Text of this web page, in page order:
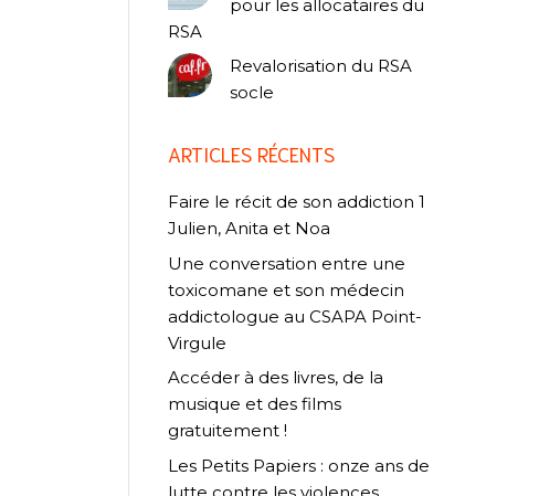
pour les allocataires du
RSA
Revalorisation du RSA
socle
ARTICLES RÉCENTS
Faire le récit de son addiction 1
Julien, Anita et Noa
Une conversation entre une
toxicomane et son médecin
addictologue au CSAPA Point-
Virgule
Accéder à des livres, de la
musique et des films
gratuitement !
Les Petits Papiers : onze ans de